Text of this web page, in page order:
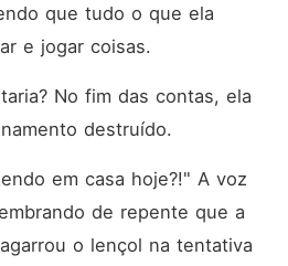
que tudo o que ela
e jogar coisas.
No fim das contas, ela
destruído.
em casa hoje?!" A voz
de repente que a
o lençol na tentativa